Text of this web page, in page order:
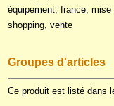
équipement, france,
shopping, vente
Groupes d'articles
Ce produit est listé dans